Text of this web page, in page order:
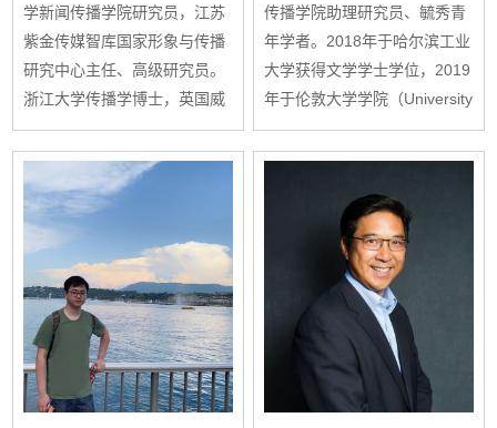
学新闻传播学院研究员，江苏
紫金传媒智库国家形象与传播
研究中心主任、高级研究员。
浙江大学传播学博士，英国威
斯敏斯特大学传媒与设计学院
访问学者。江苏省新闻传播学
学会副秘书长、中国翻译协会
对外话语体系研究委员会委
传播学院助理研究员、毓秀青
年学者。2018年于哈尔滨工业
大学获得文学学士学位，2019
年于伦敦大学学院（University
College London）获得理学硕
士学位，2024年于南京大学社
第一作者或通讯作者身份在
《社会学研究》、《探索与争
鸣》、Social Forces、The
China Quarterly、Journal of
Contemporary China等中英文
高水平期刊发表论文多篇。研
究领域主要从事文化社会学、
国际传播与计算社会科学领域